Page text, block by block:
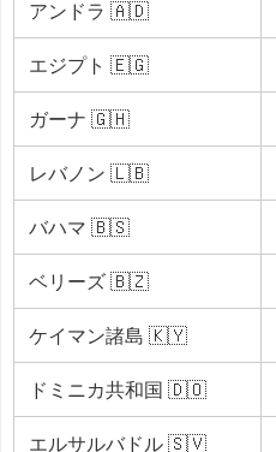
アンドラ 🇦🇩
エジプト 🇪🇬
ガーナ 🇬🇭
レバノン 🇱🇧
バハマ 🇧🇸
ベリーズ 🇧🇿
ケイマン諸島 🇰🇾
ドミニカ共和国 🇩🇴
エルサルバドル 🇸🇻